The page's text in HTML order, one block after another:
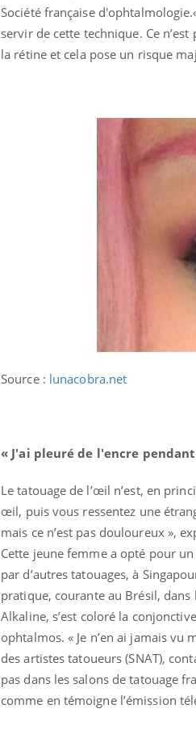
Société française
servir de cette technique. Ce
la rétine et cela pose un risque
Source : lunacobra.net
« J'ai pleuré de l'encre
Le tatouage de l’œil n’est, en
œil, puis vous ressentez une
mais ce n’est pas douloureux »,
Cette jeune femme a opté pour
par d’autres tatouages, à
pratique, courante au Brésil, dans
Alkaline, s’est coloré la
ophtalmos. « Je n’en ai jamais
des artistes tatoueurs (SNAT),
pas dans les salons de tatouage
comme en témoigne l’émission